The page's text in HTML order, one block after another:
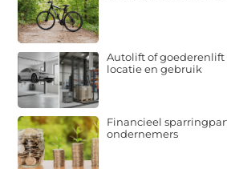
Autolift of goederenlift
locatie en gebruik
Financieel
ondernemers